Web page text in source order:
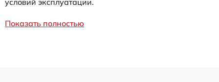
Показать полностью